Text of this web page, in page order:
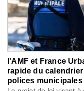
l'AMF et France
rapide du
polices